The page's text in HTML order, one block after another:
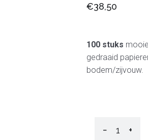
€38,50
100 stuks
gedraaid
bodem/zijvouw.
− +